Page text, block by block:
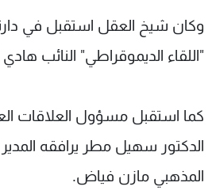
وكان شيخ العقل استقبل في
"اللقاء الديموقراطي" النائب
كما استقبل مسؤول العلاقات
الدكتور سهيل مطر يرافقه
المذهبي مازن فياض.